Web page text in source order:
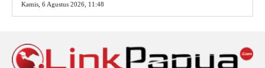
Kamis, 6 Agustus 2026, 11:48